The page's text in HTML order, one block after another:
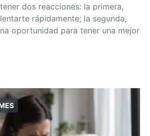
dos reacciones: la primera,
rápidamente; la segunda,
oportunidad para tener una mejor